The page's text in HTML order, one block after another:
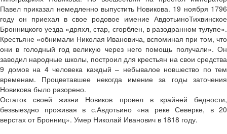
Павел приказал немедленно выпустить Новикова. 19 ноября 1796
году он приехал в свое родовое имение Авдотьино­Тихвинское
Бронницкого уезда «дряхл, стар, сгорблен, в разодранном тулупе».
Крестьяне «обнимали Николая Ивановича, вспоминая при том, что
они в голодный год великую через него помощь получали». Он
заводил народные школы, построил для крестьян на свои средства
9 домов на 4 человека каждый – небывалое новшество по тем
временам. Процветавшее некогда имение за годы заточения
Новикова было разорено.
Остаток своей жизни Новиков провел в крайней бедности,
безвыездно проживая в с.Авдотьино «на реке Северке, в 20
верстах от Бронниц». Умер Николай Иванович в 1818 году.